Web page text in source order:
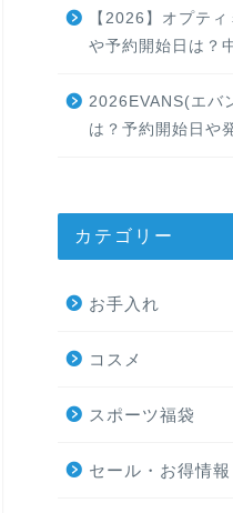
【2026】オプテ
や予約開始日は？
2026EVANS(エバ
は？予約開始日や
カテゴリー
お手入れ
コスメ
スポーツ福袋
セール・お得情報